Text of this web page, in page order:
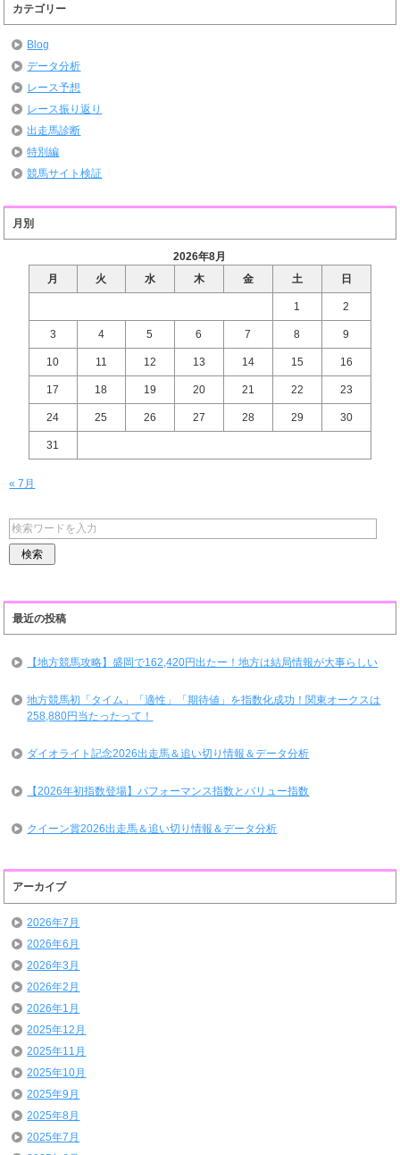
カテゴリー
Blog
データ分析
レース予想
レース振り返り
出走馬診断
特別編
競馬サイト検証
月別
2026年8月
月
火 水 木 金 土 日
1 2
3 4 5 6 7 8 9
10 11 12 13 14 15 16
17 18 19 20 21 22 23
24 25 26 27 28 29 30
31
« 7月
最近の投稿
【地方競馬攻略】盛岡で162,420円出たー！地方は結局情報が大事らしい
地方競馬初「タイム」「適性」「期待値」を指数化成功！関東オークスは
258,880円当たったって！
ダイオライト記念2026出走馬＆追い切り情報＆データ分析
【2026年初指数登場】パフォーマンス指数とバリュー指数
クイーン賞2026出走馬＆追い切り情報＆データ分析
アーカイブ
2026年7月
2026年6月
2026年3月
2026年2月
2026年1月
2025年12月
2025年11月
2025年10月
2025年9月
2025年8月
2025年7月